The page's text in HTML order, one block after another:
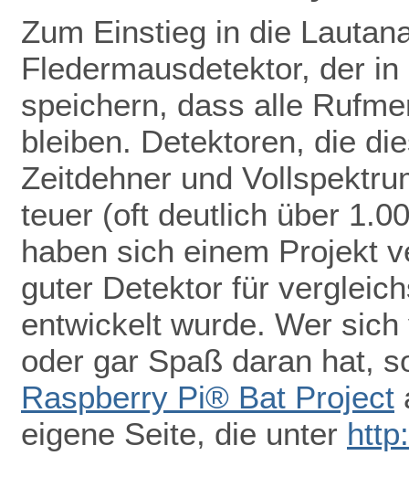
Zum Einstieg in die
Fledermausdetektor, der
speichern, dass alle
bleiben. Detektoren, die
Zeitdehner und
teuer (oft deutlich über
haben sich einem Projekt
guter Detektor für
entwickelt wurde. Wer
oder gar Spaß daran hat,
Raspberry Pi® Bat Project
eigene Seite, die unter